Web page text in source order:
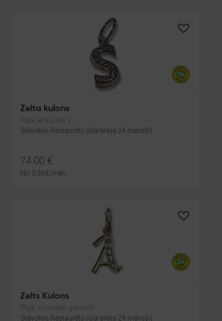
Zelta kulons
Rīga, Ieriķu iela 3
Stāvoklis Restaurēts (Garantija 24 mēneši)
74.00 €
No 3.36€/mēn.
Zelts Kulons
Rīga, Jūrmalas gatve 85
Stāvoklis Restaurēts (Garantija 24 mēneši)